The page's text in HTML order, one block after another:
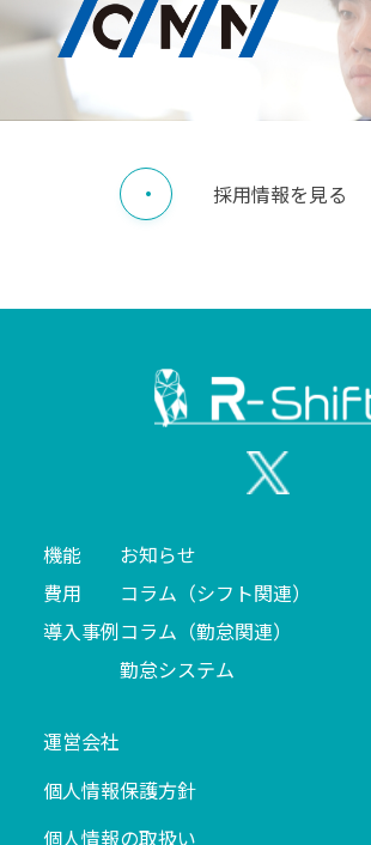
採用情報を見る
機能
費用
導入事例
お知らせ
コラム（シフト関連）
コラム（勤怠関連）
勤怠システム
運営会社
個人情報保護方針
個人情報の取扱い